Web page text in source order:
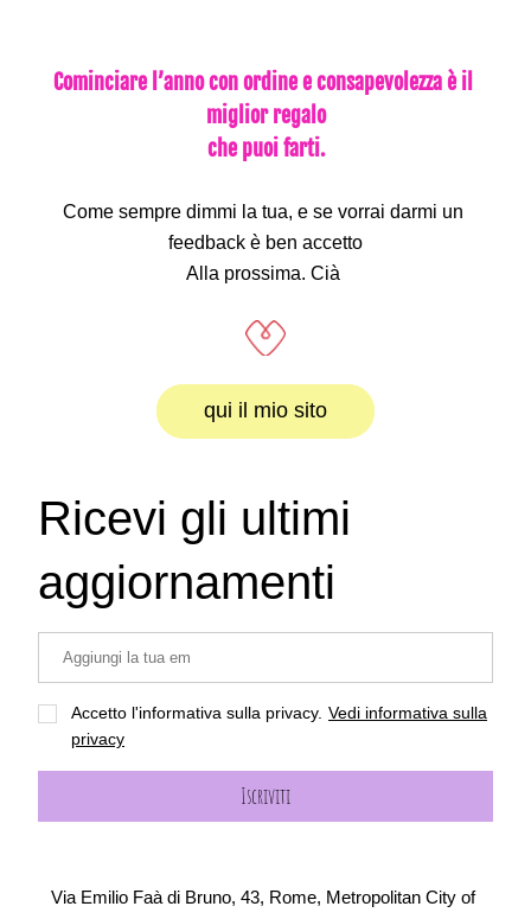
Cominciare l’anno con ordine e consapevolezza è il
miglior regalo
che puoi farti.
Come sempre dimmi la tua, e se vorrai darmi un
feedback è ben accetto
Alla prossima. Cià
qui il mio sito
Ricevi gli ultimi
aggiornamenti
Accetto l'informativa sulla privacy. Vedi informativa sulla
privacy
Iscriviti
Via Emilio Faà di Bruno, 43, Rome, Metropolitan City of